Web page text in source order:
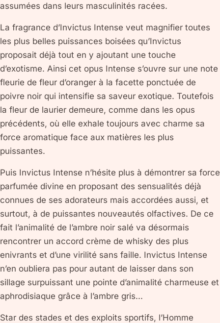
assumées dans leurs masculinités racées.
La fragrance d’Invictus Intense veut magnifier toutes
les plus belles puissances boisées qu’Invictus
proposait déjà tout en y ajoutant une touche
d’exotisme. Ainsi cet opus Intense s’ouvre sur une note
fleurie de fleur d’oranger à la facette ponctuée de
poivre noir qui intensifie sa saveur exotique. Toutefois
la fleur de laurier demeure, comme dans les opus
précédents, où elle exhale toujours avec charme sa
force aromatique face aux matières les plus
puissantes.
Puis Invictus Intense n’hésite plus à démontrer sa force
parfumée divine en proposant des sensualités déjà
connues de ses adorateurs mais accordées aussi, et
surtout, à de puissantes nouveautés olfactives. De ce
fait l’animalité de l’ambre noir salé va désormais
rencontrer un accord crème de whisky des plus
enivrants et d’une virilité sans faille. Invictus Intense
n’en oubliera pas pour autant de laisser dans son
sillage surpuissant une pointe d’animalité charmeuse et
aphrodisiaque grâce à l’ambre gris...
Star des stades et des exploits sportifs, l’Homme